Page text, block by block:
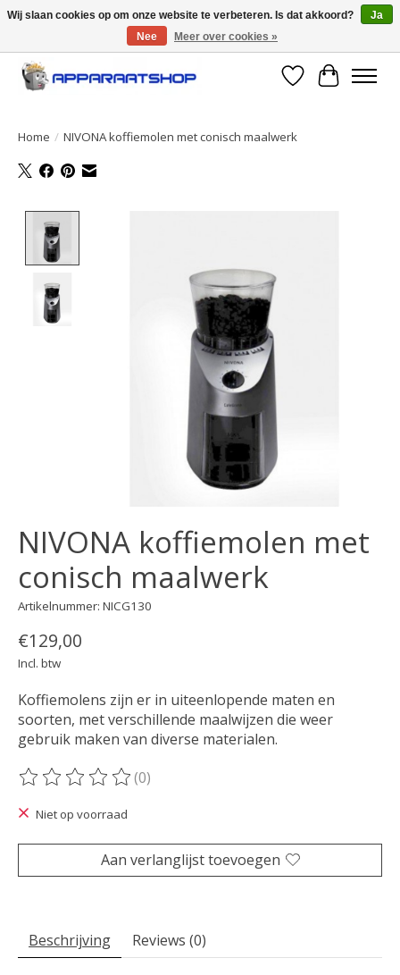
Large selection of products and fast shipping!
Verlanglijst
Home / NIVONA koffiemolen met conisch maalwerk
NIVONA koffiemolen met
conisch maalwerk
Artikelnummer: NICG130
€129,00
Incl. btw
Koffiemolens zijn er in uiteenlopende maten en
soorten, met verschillende maalwijzen die weer
gebruik maken van diverse materialen.
De beoordeling van dit product is
(0)
Niet op voorraad
Aan verlanglijst toevoegen
Beschrijving Reviews (0)
Wij slaan cookies op om onze website te verbeteren. Is dat akkoord?
Ja
Nee
Meer over cookies »